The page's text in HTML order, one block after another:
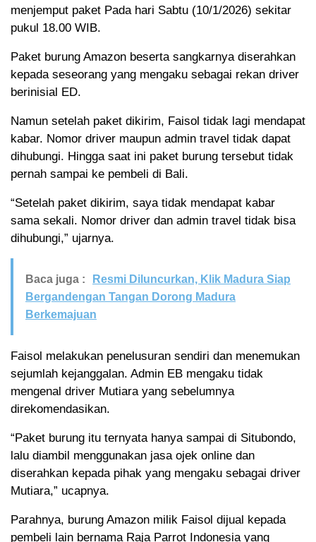
menjemput paket Pada hari Sabtu (10/1/2026) sekitar
pukul 18.00 WIB.
Paket burung Amazon beserta sangkarnya diserahkan
kepada seseorang yang mengaku sebagai rekan driver
berinisial ED.
Namun setelah paket dikirim, Faisol tidak lagi mendapat
kabar. Nomor driver maupun admin travel tidak dapat
dihubungi. Hingga saat ini paket burung tersebut tidak
pernah sampai ke pembeli di Bali.
“Setelah paket dikirim, saya tidak mendapat kabar
sama sekali. Nomor driver dan admin travel tidak bisa
dihubungi,” ujarnya.
Baca juga :
Resmi Diluncurkan, Klik Madura Siap
Bergandengan Tangan Dorong Madura
Berkemajuan
Faisol melakukan penelusuran sendiri dan menemukan
sejumlah kejanggalan. Admin EB mengaku tidak
mengenal driver Mutiara yang sebelumnya
direkomendasikan.
“Paket burung itu ternyata hanya sampai di Situbondo,
lalu diambil menggunakan jasa ojek online dan
diserahkan kepada pihak yang mengaku sebagai driver
Mutiara,” ucapnya.
Parahnya, burung Amazon milik Faisol dijual kepada
pembeli lain bernama Raja Parrot Indonesia yang